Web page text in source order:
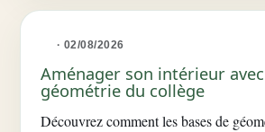
· 02/08/2026
Aménager son intérieur
géométrie du collège
Découvrez comment les bases de